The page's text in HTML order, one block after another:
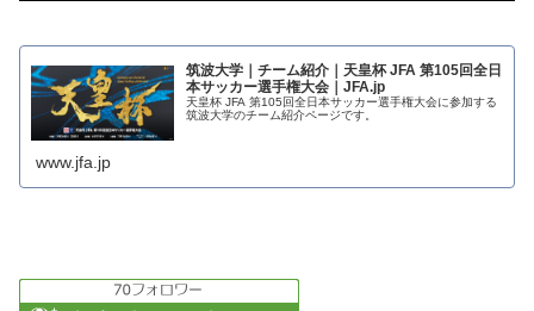
筑波大学｜チーム紹介｜天皇杯 JFA 第105回全日
本サッカー選手権大会｜JFA.jp
天皇杯 JFA 第105回全日本サッカー選手権大会に参加する
筑波大学のチーム紹介ページです。
www.jfa.jp